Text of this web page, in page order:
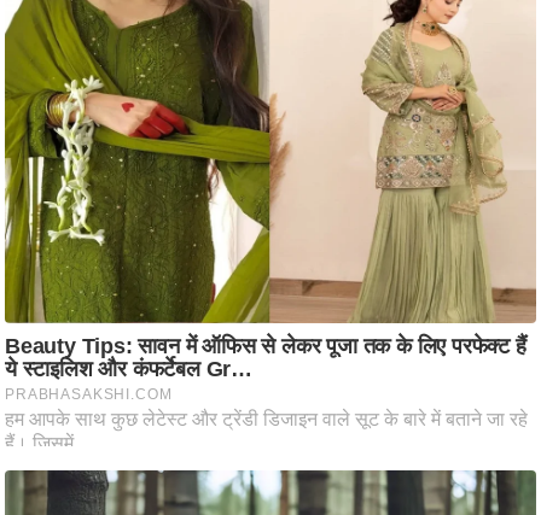
ष
प्र
भु
म
हि
मा
/
ध
र्म
स्थ
व्र
त
त्यो
हा
र